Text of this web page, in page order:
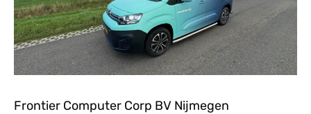
Frontier Computer Corp BV Nijmegen